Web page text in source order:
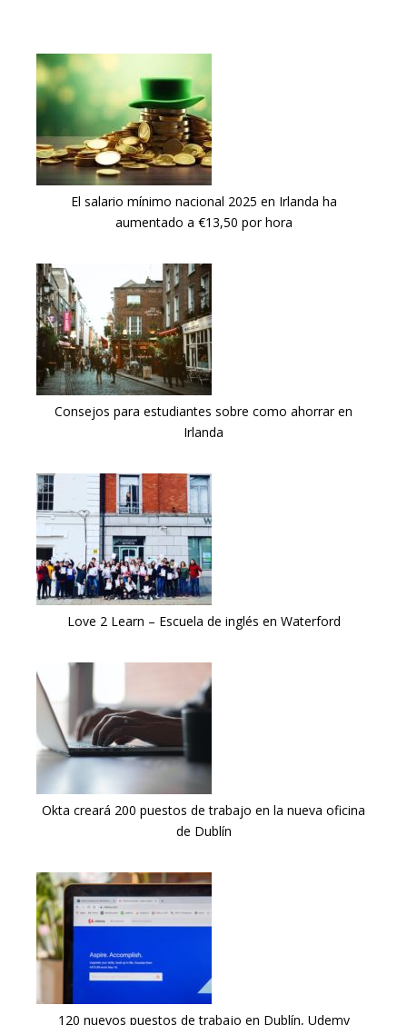
El salario mínimo nacional 2025 en Irlanda ha
aumentado a €13,50 por hora
Consejos para estudiantes sobre como ahorrar en
Irlanda
Love 2 Learn – Escuela de inglés en Waterford
Okta creará 200 puestos de trabajo en la nueva oficina
de Dublín
120 nuevos puestos de trabajo en Dublín, Udemy